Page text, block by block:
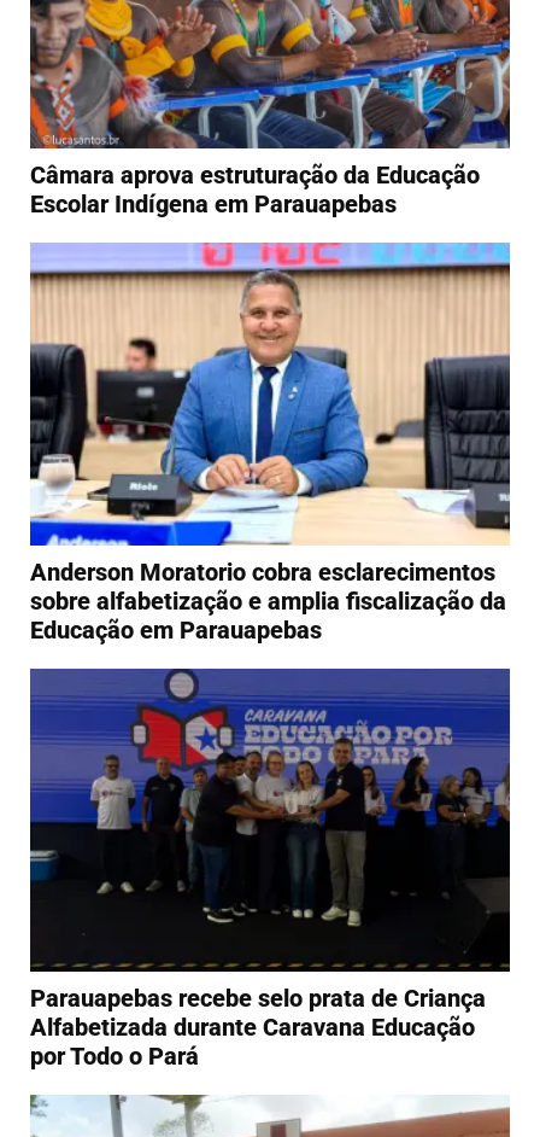
Câmara aprova estruturação da Educação
Escolar Indígena em Parauapebas
Anderson Moratorio cobra esclarecimentos
sobre alfabetização e amplia fiscalização da
Educação em Parauapebas
Parauapebas recebe selo prata de Criança
Alfabetizada durante Caravana Educação
por Todo o Pará